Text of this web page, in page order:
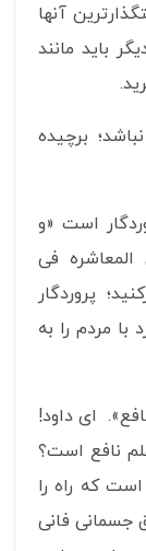
آنها
باید مانند
برچیده
است «و
فی
پروردگار
مردم را به
ای داود!
نافع است؟
که راه را
جسمانی فانی